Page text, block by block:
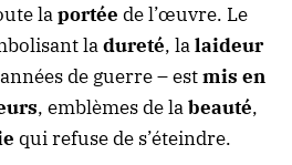
laportée de l’œuvre. Le
ladureté, lalaideur
de guerre – estmis en
, emblèmes de labeauté,
qui refuse de s’éteindre.